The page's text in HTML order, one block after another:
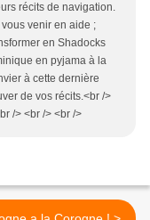
récits de navigation.
venir en aide ;
en Shadocks
en pyjama à la
à cette dernière
de vos récits.<br />
/> <br /> <br />